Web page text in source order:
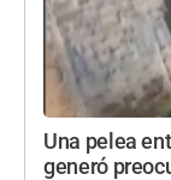
Una pelea
generó